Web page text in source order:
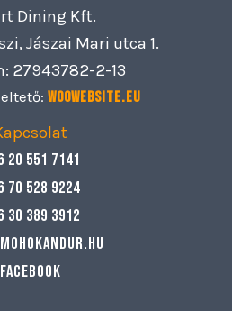
Dining Kft.
Jászai Mari utca 1.
27943782-2-13
Woowebsite.eu
20 551 7141
70 528 9224
30 389 3912
Facebook